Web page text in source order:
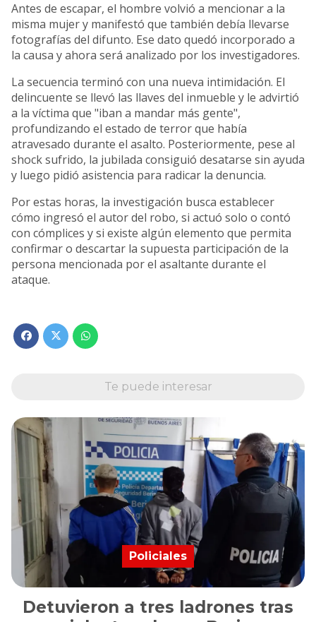
Antes de escapar, el hombre volvió a mencionar a la
misma mujer y manifestó que también debía llevarse
fotografías del difunto. Ese dato quedó incorporado a
la causa y ahora será analizado por los investigadores.
La secuencia terminó con una nueva intimidación. El
delincuente se llevó las llaves del inmueble y le advirtió
a la víctima que "iban a mandar más gente",
profundizando el estado de terror que había
atravesado durante el asalto. Posteriormente, pese al
shock sufrido, la jubilada consiguió desatarse sin ayuda
y luego pidió asistencia para radicar la denuncia.
Por estas horas, la investigación busca establecer
cómo ingresó el autor del robo, si actuó solo o contó
con cómplices y si existe algún elemento que permita
confirmar o descartar la supuesta participación de la
persona mencionada por el asaltante durante el
ataque.
Te puede interesar
Detuvieron a tres ladrones tras
Policiales